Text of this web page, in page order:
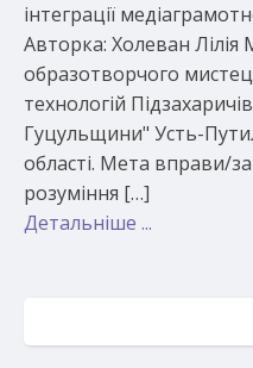
інтеграції
Авторка: Холеван Лілія
образотворчого
технологій
Гуцульщини" Усть-
області. Мета вправи/
розуміння […]
Детальніше ...